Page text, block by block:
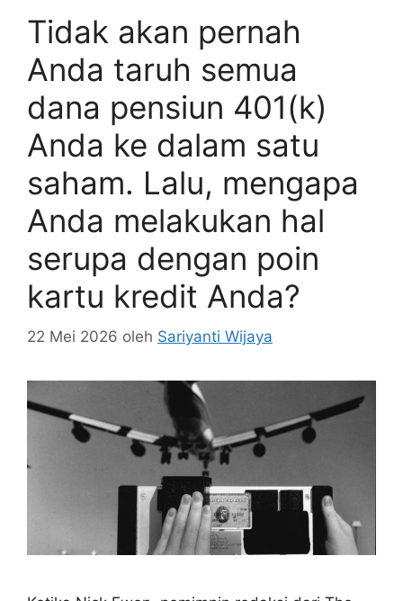
Tidak akan pernah
Anda taruh semua
dana pensiun 401(k)
Anda ke dalam satu
saham. Lalu, mengapa
Anda melakukan hal
serupa dengan poin
kartu kredit Anda?
22 Mei 2026 oleh Sariyanti Wijaya